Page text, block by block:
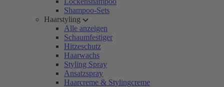
Shampoo-Sets
Haarstyling
Alle anzeigen
Schaumfestiger
Hitzeschutz
Haarwachs
Styling Spray
Ansatzspray
Haarcreme & Stylingcreme